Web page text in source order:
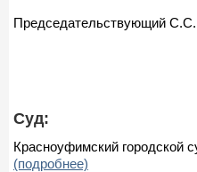
Председательствующий
Суд:
Красноуфимский городской
(подробнее)